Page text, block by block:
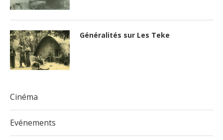
Généralités sur Les Teke
Cinéma
Evénements